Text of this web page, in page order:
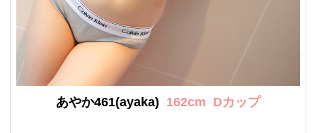
あやか461(ayaka) 162cm Dカップ